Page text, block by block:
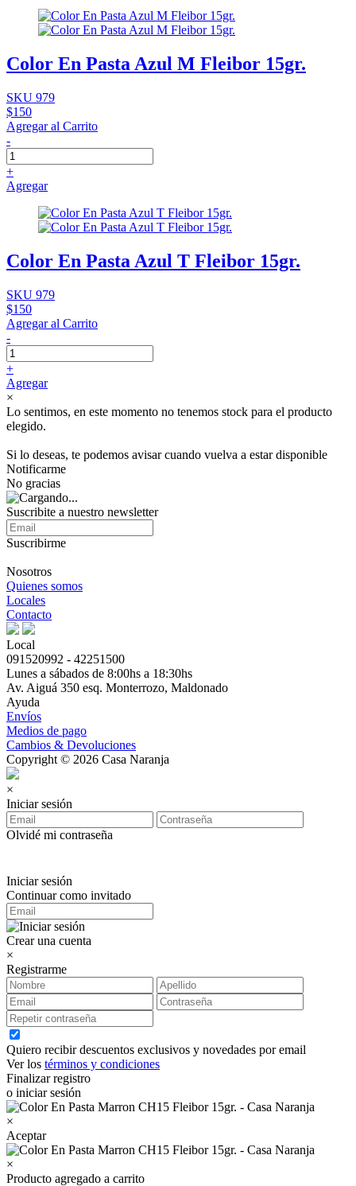
Color En Pasta Azul M Fleibor 15gr.
SKU 979
$150
Agregar al Carrito
-
+
Agregar
Color En Pasta Azul T Fleibor 15gr.
SKU 979
$150
Agregar al Carrito
-
+
Agregar
×
Lo sentimos, en este momento no tenemos stock para el producto
elegido.
Si lo deseas, te podemos avisar cuando vuelva a estar disponible
Notificarme
No gracias
Suscribite a nuestro newsletter
Suscribirme
Nosotros
Quienes somos
Locales
Contacto
Local
091520992 - 42251500
Lunes a sábados de 8:00hs a 18:30hs
Av. Aiguá 350 esq. Monterrozo, Maldonado
Ayuda
Envíos
Medios de pago
Cambios & Devoluciones
Copyright © 2026 Casa Naranja
×
Iniciar sesión
Olvidé mi contraseña
Iniciar sesión
Continuar como invitado
Crear una cuenta
×
Registrarme
Quiero recibir descuentos exclusivos y novedades por email
Ver los términos y condiciones
Finalizar registro
o iniciar sesión
×
Aceptar
×
Producto agregado a carrito